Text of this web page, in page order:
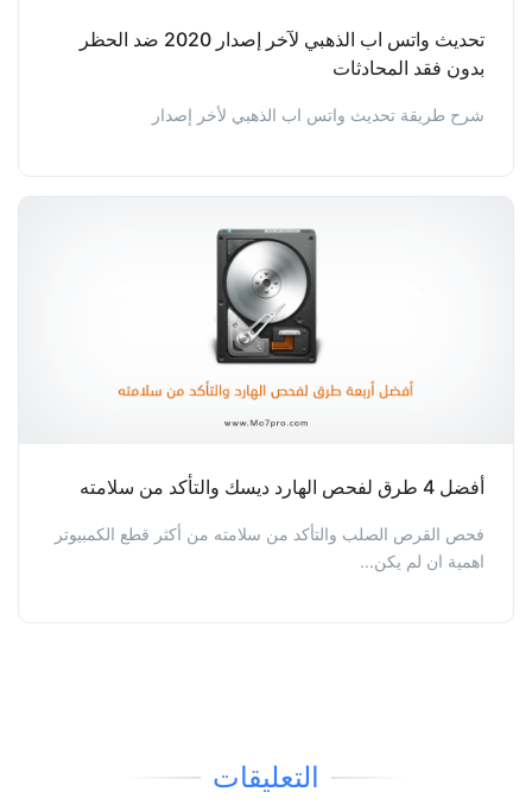
تحديث واتس اب الذهبي لآخر إصدار 2020 ضد الحظر
بدون فقد المحادثات
شرح طريقة تحديث واتس اب الذهبي لأخر إصدار
أفضل 4 طرق لفحص الهارد ديسك والتأكد من سلامته
فحص القرص الصلب والتأكد من سلامته من أكثر قطع الكمبيوتر
اهمية ان لم يكن...
التعليقات